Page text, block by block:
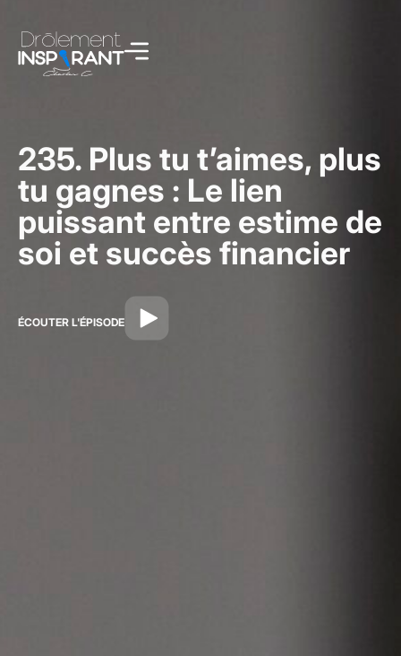
235. Plus tu t’aimes, plus
tu gagnes : Le lien
puissant entre estime de
soi et succès financier
ÉCOUTER L'ÉPISODE